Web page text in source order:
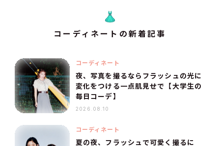
コーディネートの新着記事
コーディネート
夜、写真を撮るならフラッシュの光に
変化をつける一点肌見せで【大学生の
毎日コーデ】
2026.08.10
コーディネート
夏の夜、フラッシュで可愛く撮るに